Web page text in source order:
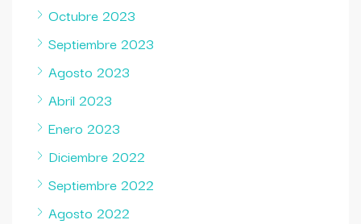
Octubre 2023
Septiembre 2023
Agosto 2023
Abril 2023
Enero 2023
Diciembre 2022
Septiembre 2022
Agosto 2022